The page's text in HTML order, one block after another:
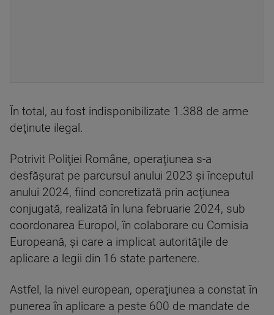
În total, au fost indisponibilizate 1.388 de arme
deţinute ilegal.
Potrivit Poliţiei Române, operaţiunea s-a
desfăşurat pe parcursul anului 2023 şi începutul
anului 2024, fiind concretizată prin acţiunea
conjugată, realizată în luna februarie 2024, sub
coordonarea Europol, în colaborare cu Comisia
Europeană, şi care a implicat autorităţile de
aplicare a legii din 16 state partenere.
Astfel, la nivel european, operaţiunea a constat în
punerea în aplicare a peste 600 de mandate de